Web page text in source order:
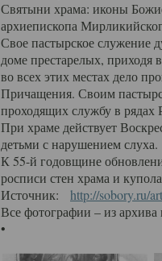
Святыни храма: иконы
архиепископа
Свое пастырское служение
доме престарелых,
во всех этих местах дело
Причащения. Своим
проходящих службу в
При храме действует
детьми с нарушением слуха.
К 55-й годовщине
росписи стен храма и
Источник: http://sobory.ru/
Все фотографии – из
•